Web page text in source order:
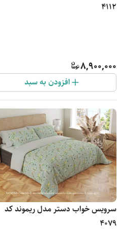
4112
8,900,000
افزودن به سبد
سرویس خواب دستر مدل ریموند کد
4079